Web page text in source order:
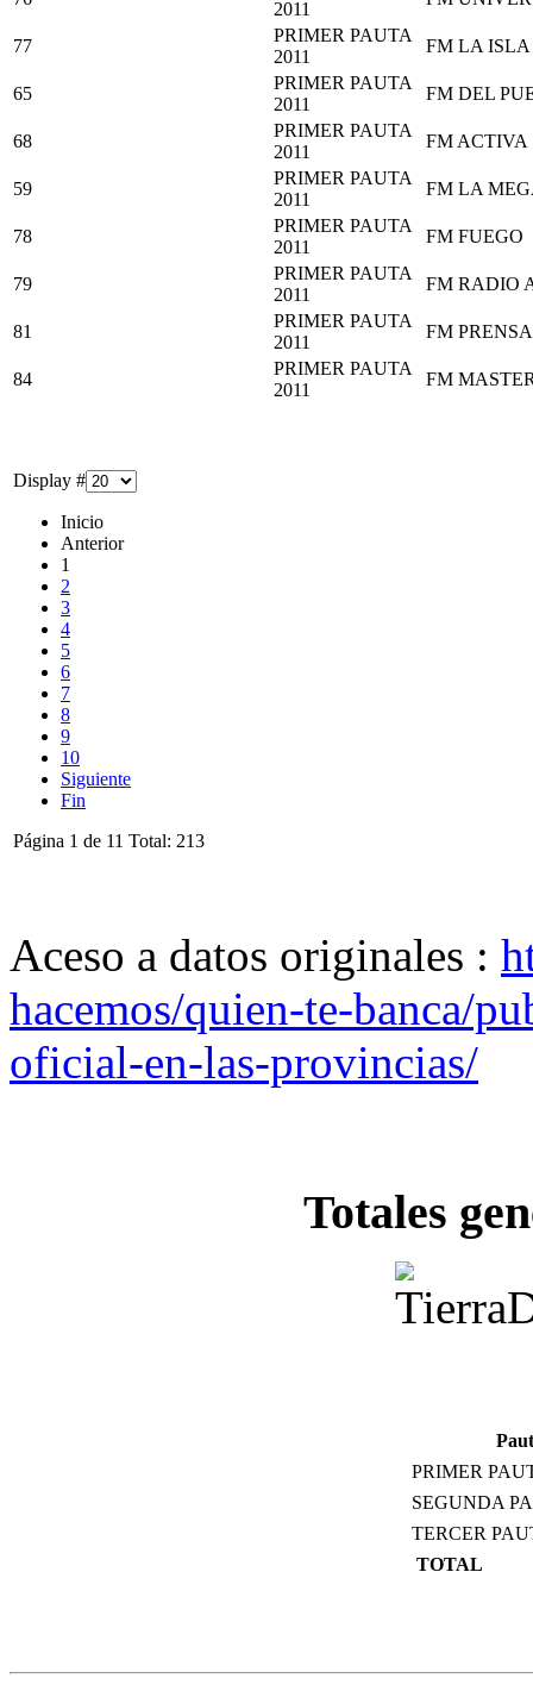
Display #
Inicio
Anterior
1
2
3
4
5
6
7
8
9
10
Siguiente
Fin
Página 1 de 11 Total: 213
2011
77
PRIMER PAUTA
2011
FM LA ISLA
65
PRIMER PAUTA
2011
FM DEL
68
PRIMER PAUTA
2011
FM ACTIVA
59
PRIMER PAUTA
2011
FM LA
78
PRIMER PAUTA
2011
FM FUEGO
79
PRIMER PAUTA
2011
FM RADIO
81
PRIMER PAUTA
2011
FM PRENSA
84
PRIMER PAUTA
2011
FM
Aceso a datos originales :
hacemos/quien-te-banca/
oficial-en-las-provincias/
Totales
PRIMER
SEGUNDA
TERCER
TOTAL